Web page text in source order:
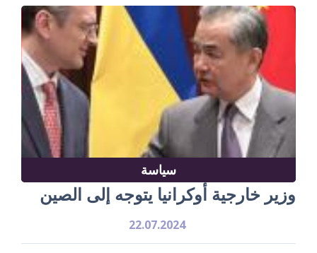
سياسة
وزير خارجية أوكرانيا يتوجه إلى الصين
22.07.2024